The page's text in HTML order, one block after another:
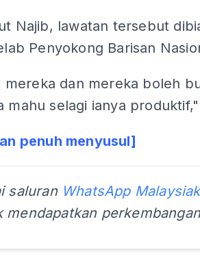
Najib, lawatan tersebut
Penyokong Barisan
mereka dan mereka boleh
mahu selagi ianya
penuh menyusul]
saluran WhatsApp
mendapatkan